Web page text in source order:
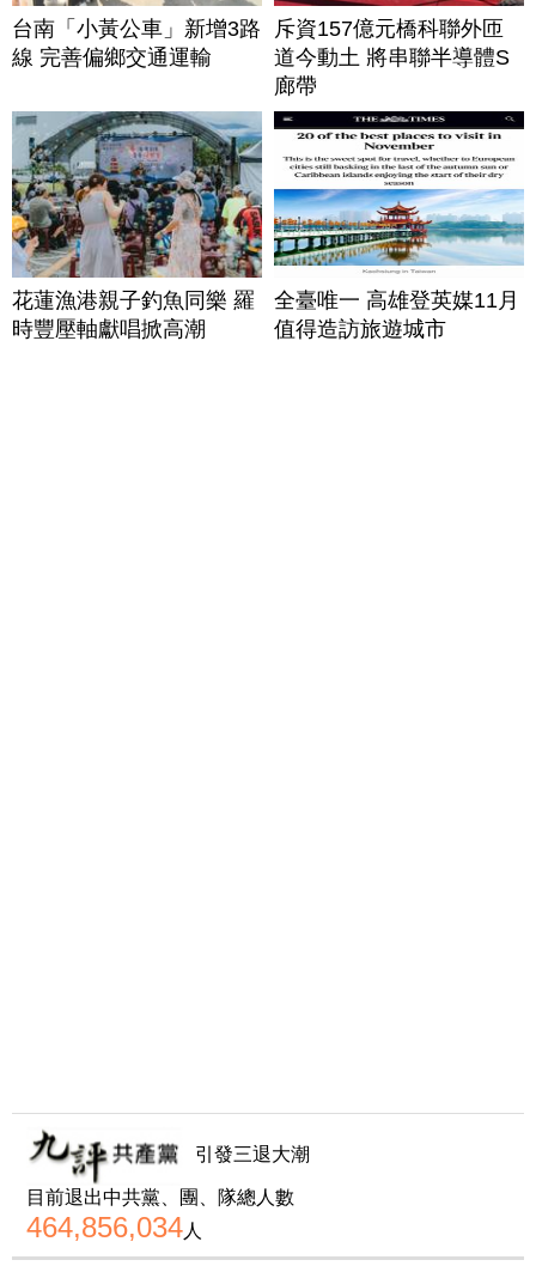
台南「小黃公車」新增3路
線 完善偏鄉交通運輸
斥資157億元橋科聯外匝
道今動土 將串聯半導體S
廊帶
花蓮漁港親子釣魚同樂 羅
時豐壓軸獻唱掀高潮
全臺唯一 高雄登英媒11月
值得造訪旅遊城市
引發三退大潮
目前退出中共黨、團、隊總人數
464,856,034人